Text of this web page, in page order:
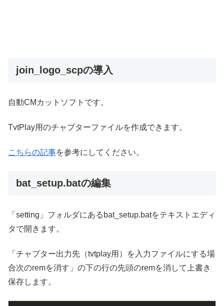
join_logo_scpの導入
自動CMカットソフトです。
TvtPlay用のチャプターファイルを作成できます。
こちらの記事を参考にしてください。
bat_setup.batの編集
「setting」フォルダにあるbat_setup.batをテキストエディ
タで開きます。
「チャプター出力先（tvtplay用）を入力ファイルにする場
合次のremを消す」の下の行の先頭のremを消して上書き
保存します。